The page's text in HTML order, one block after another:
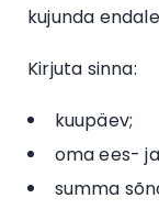
kujunda
Kirjuta sinna:
kuupäev;
oma ees-
summa